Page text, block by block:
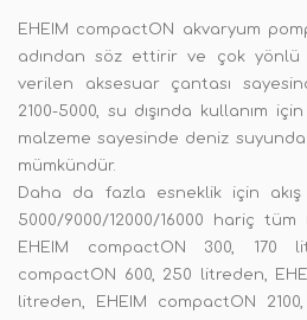
EHEIM compactON akvaryum
adından söz ettirir ve çok yönlü
verilen aksesuar çantası
2100-5000, su dışında kullanım
malzeme sayesinde deniz
mümkündür.
Daha da fazla esneklik için akış
5000/9000/12000/16000 hariç
EHEIM compactON 300, 170
compactON 600, 250 litreden,
litreden, EHEIM compactON